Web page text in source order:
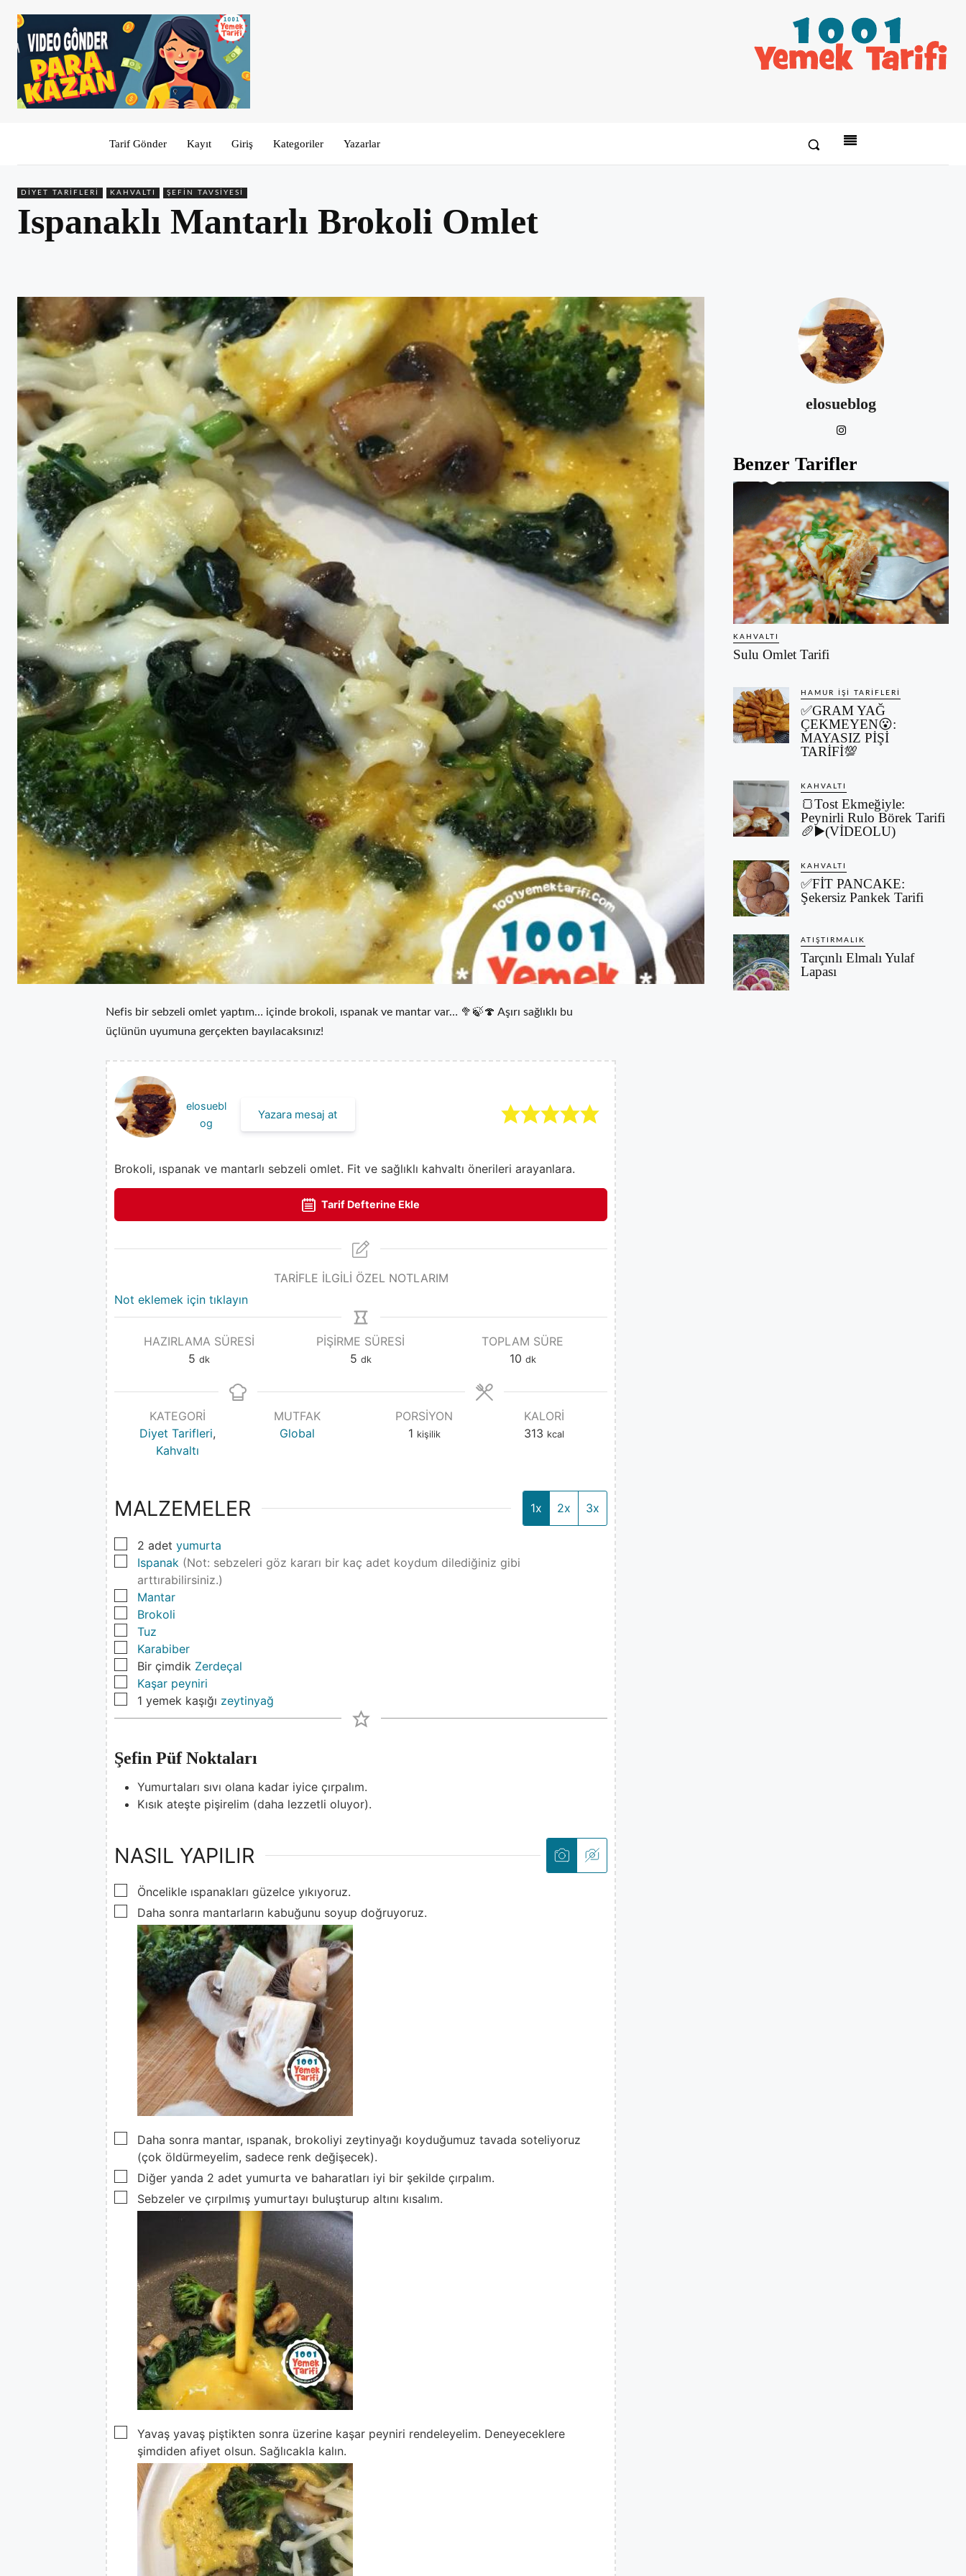
Tarif Gönder Kayıt Giriş Kategoriler Yazarlar
DIYET TARIFLERI KAHVALTI ŞEFIN TAVSIYESI
Ispanaklı Mantarlı Brokoli Omlet
Nefis bir sebzeli omlet yaptım… içinde brokoli, ıspanak ve mantar var… 🥦🍃🍄 Aşırı sağlıklı bu
üçlünün uyumuna gerçekten bayılacaksınız!
elosuebl
og
Yazara mesaj at
Brokoli, ıspanak ve mantarlı sebzeli omlet. Fit ve sağlıklı kahvaltı önerileri arayanlara.
Tarif Defterine Ekle
TARİFLE İLGİLİ ÖZEL NOTLARIM
Not eklemek için tıklayın
HAZIRLAMA SÜRESI
5 dk
PIŞIRME SÜRESI
5 dk
TOPLAM SÜRE
10 dk
KATEGORI
Diyet Tarifleri,
Kahvaltı
MUTFAK
Global
PORSIYON
1 kişilik
KALORI
313 kcal
MALZEMELER 1x 2x 3x
▢
2 adet yumurta
▢
Ispanak (Not: sebzeleri göz kararı bir kaç adet koydum dilediğiniz gibi
arttırabilirsiniz.)
▢
Mantar
▢
Brokoli
▢
Tuz
▢
Karabiber
▢
Bir çimdik Zerdeçal
▢
Kaşar peyniri
▢
1 yemek kaşığı zeytinyağ
Şefin Püf Noktaları
Yumurtaları sıvı olana kadar iyice çırpalım.
Kısık ateşte pişirelim (daha lezzetli oluyor).
NASIL YAPILIR
▢
Öncelikle ıspanakları güzelce yıkıyoruz.
▢
Daha sonra mantarların kabuğunu soyup doğruyoruz.
▢
Daha sonra mantar, ıspanak, brokoliyi zeytinyağı koyduğumuz tavada soteliyoruz
(çok öldürmeyelim, sadece renk değişecek).
▢
Diğer yanda 2 adet yumurta ve baharatları iyi bir şekilde çırpalım.
▢
Sebzeler ve çırpılmış yumurtayı buluşturup altını kısalım.
▢
Yavaş yavaş piştikten sonra üzerine kaşar peyniri rendeleyelim. Deneyeceklere
şimdiden afiyet olsun. Sağlıcakla kalın.
elosueblog
Benzer Tarifler
KAHVALTI
Sulu Omlet Tarifi
HAMUR İŞI TARIFLERI
✅GRAM YAĞ
ÇEKMEYEN😮:
MAYASIZ PİŞİ
TARİFİ💯
KAHVALTI
🍞Tost Ekmeğiyle:
Peynirli Rulo Börek Tarifi
🥖▶️(VİDEOLU)
KAHVALTI
✅FİT PANCAKE:
Şekersiz Pankek Tarifi
ATIŞTIRMALIK
Tarçınlı Elmalı Yulaf
Lapası